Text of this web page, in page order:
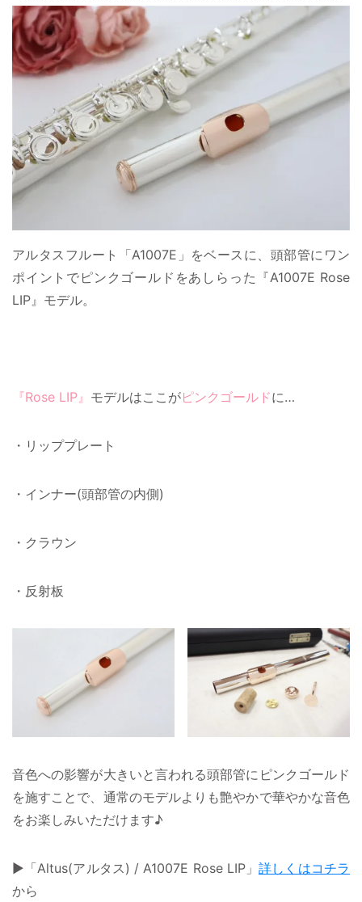
アルタスフルート「A1007E」をベースに、頭部管にワン
ポイントでピンクゴールドをあしらった『A1007E Rose
LIP』モデル。
『Rose LIP』 モデルはここがピンクゴールドに…
・リッププレート
・インナー(頭部管の内側)
・クラウン
・反射板
音色への影響が大きいと言われる頭部管にピンクゴールド
を施すことで、通常のモデルよりも艶やかで華やかな音色
をお楽しみいただけます♪
▶「Altus(アルタス) / A1007E Rose LIP」詳しくはコチラ
から